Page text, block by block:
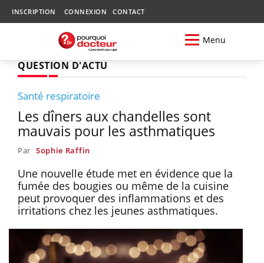
INSCRIPTION CONNEXION CONTACT
Menu
QUESTION D'ACTU
Santé respiratoire
Les dîners aux chandelles sont
mauvais pour les asthmatiques
Par Sophie Raffin
Une nouvelle étude met en évidence que la
fumée des bougies ou même de la cuisine
peut provoquer des inflammations et des
irritations chez les jeunes asthmatiques.